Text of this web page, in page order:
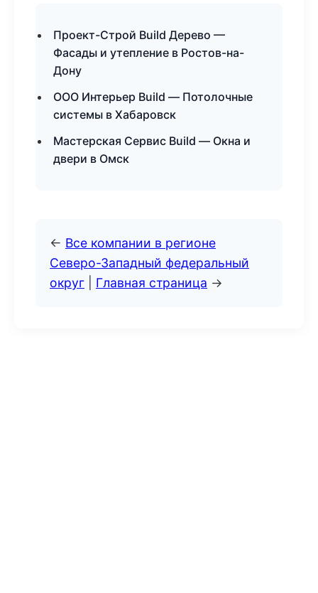
Проект-Строй Build Дерево —
Фасады и утепление в Ростов-на-
Дону
ООО Интерьер Build — Потолочные
системы в Хабаровск
Мастерская Сервис Build — Окна и
двери в Омск
← Все компании в регионе
Северо-Западный федеральный
округ
Главная страница →